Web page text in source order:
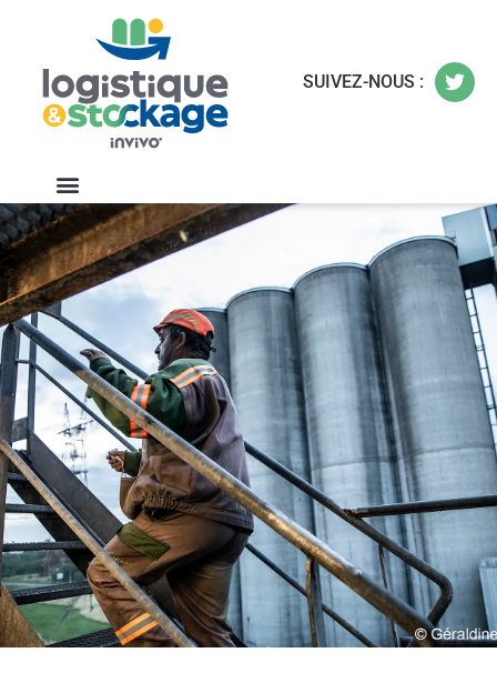
SUIVEZ-NOUS :